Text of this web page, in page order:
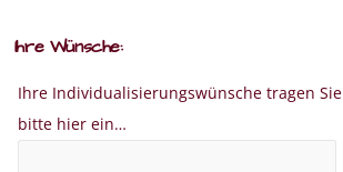
Ihre Wünsche:
Ihre Individualisierungswünsche tragen Sie
bitte hier ein…